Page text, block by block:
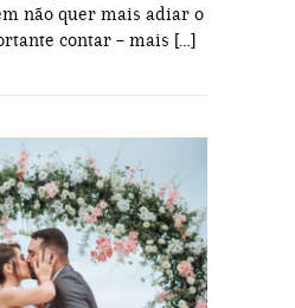
não quer mais adiar o
contar – mais […]